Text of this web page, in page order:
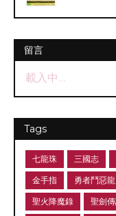
留言
載入中…
Tags
七龍珠 三國志
金手指 勇者鬥惡龍
聖火降魔錄 聖劍